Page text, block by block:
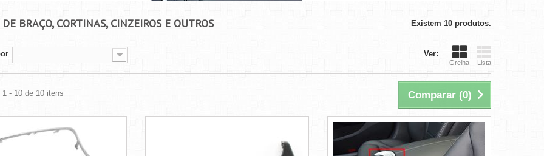
BRAÇO, CORTINAS, CINZEIROS E OUTROS Existem 10 produtos.
Ver:
Grelha Lista
--
Comparar (0)
1 - 10 de 10 itens